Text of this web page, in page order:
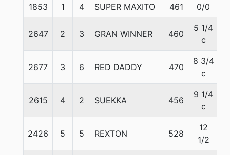
1853 1 4 SUPER MAXITO 461 0/0
2647 2 3 GRAN WINNER 460
5 1/4
c
2677 3 6 RED DADDY 470
8 3/4
c
2615 4 2 SUEKKA 456
9 1/4
c
2426 5 5 REXTON 528
12
1/2